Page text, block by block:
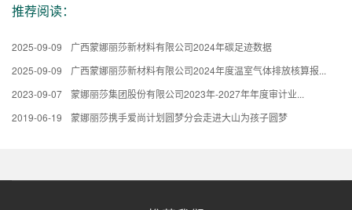
推荐阅读：
2025-09-09
广西蒙娜丽莎新材料有限公司2024年碳足迹数据
2025-09-09
广西蒙娜丽莎新材料有限公司2024年度温室气体排放核算报...
2023-09-07
蒙娜丽莎集团股份有限公司2023年-2027年年度审计业...
2019-06-19
蒙娜丽莎携手爱尚计划圆梦分会走进大山为孩子圆梦